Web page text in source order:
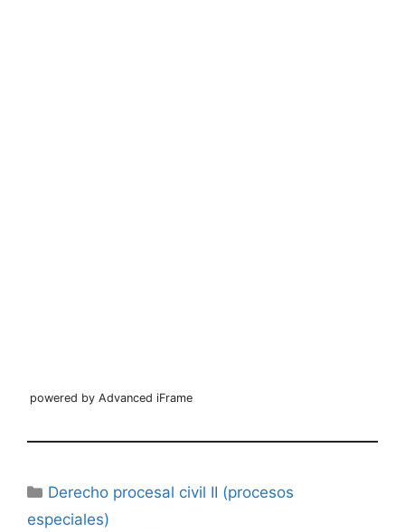
powered by Advanced iFrame
Categorías
Derecho procesal civil II (procesos
especiales)